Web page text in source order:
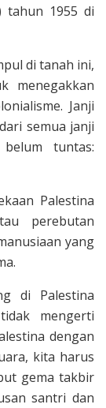
tahun 1955 di
di tanah ini,
menegakkan
Janji
semua janji
tuntas:
Palestina
perebutan
yang
di Palestina
mengerti
dengan
kita harus
gema takbir
santri dan